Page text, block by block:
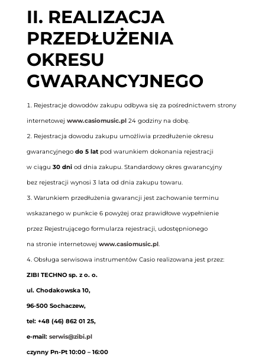
II. REALIZACJA
PRZEDŁUŻENIA
OKRESU
GWARANCYJNEGO
Rejestracje dowodów zakupu odbywa się za pośrednictwem strony
internetowej www.casiomusic.pl24 godziny na dobę.
Rejestracja dowodu zakupu umożliwia przedłużenie okresu
gwarancyjnego do 5 latpod warunkiem dokonania rejestracji
w ciągu 30 dniod dnia zakupu. Standardowy okres gwarancyjny
bez rejestracji wynosi 3 lata od dnia zakupu towaru.
Warunkiem przedłużenia gwarancji jest zachowanie terminu
wskazanego w punkcie 6 powyżej oraz prawidłowe wypełnienie
przez Rejestrującego formularza rejestracji, udostępnionego
na stronie internetowej www.casiomusic.pl.
Obsługa serwisowa instrumentów Casio realizowana jest przez:
ZIBI TECHNO sp. z o. o.
ul. Chodakowska 10,
96-500 Sochaczew,
tel: +48 (46) 862 01 25,
e-mail: serwis@zibi.pl
czynny Pn-Pt 10:00 – 16:00